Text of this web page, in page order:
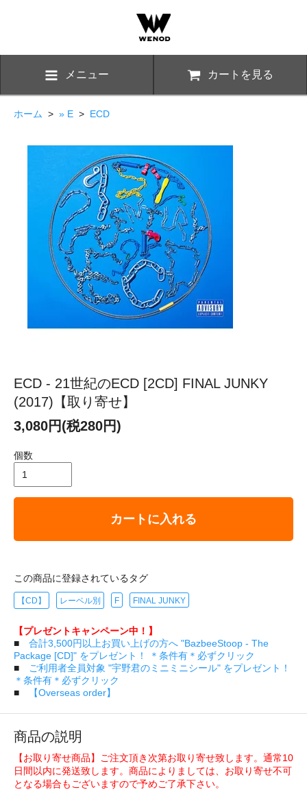
メニュー カートを見る
ホーム > » E > ECD
ECD - 21世紀のECD [2CD] FINAL JUNKY
(2017)【取り寄せ】
3,080円(税280円)
個数
カートに入れる
この商品に登録されているタグ
【CD】 レーベル別 F FINAL JUNKY
【プレゼントキャンペーン中！】
■ 合計3,500円以上お買い上げの方へ "BazbeeStoop - The
Package [CD]" をプレゼント！ ＊条件有＊必ずクリック
■
ご利用者全員対象 "宇野君のミニミニシール" をプレゼント！
＊条件有＊必ずクリック
■
【Overseas order】
商品の説明
【お取り寄せ商品】ご注文頂き次第お取り寄せ致します。通常10
日間以内に発送致します。商品によりましては、お取り寄せ不可
となる場合もございますので予めご了承下さい。